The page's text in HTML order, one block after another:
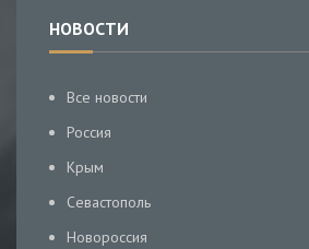
НОВОСТИ
Все новости
Россия
Крым
Севастополь
Новороссия